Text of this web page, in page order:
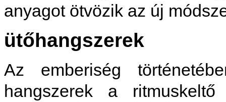
anyagot ötvözik az új
ütőhangszerek
Az emberiség
hangszerek a